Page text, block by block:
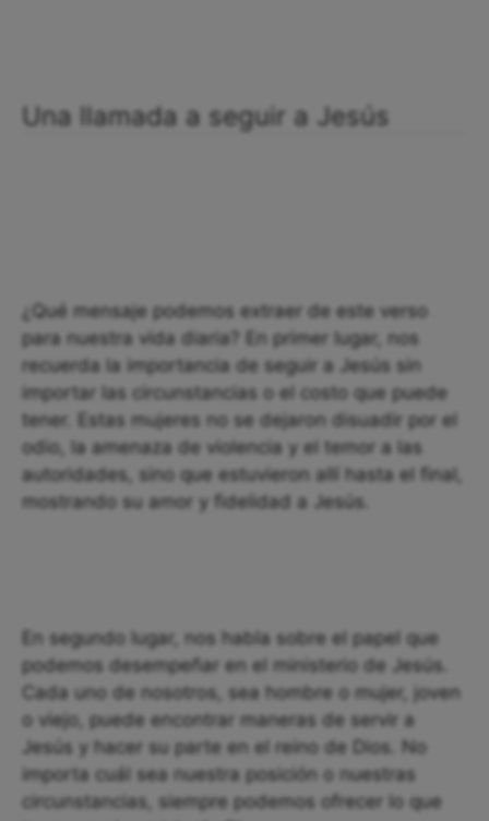
Una llamada a seguir a Jesús
¿Qué mensaje podemos extraer de este verso
para nuestra vida diaria? En primer lugar, nos
recuerda la importancia de seguir a Jesús sin
importar las circunstancias o el costo que puede
tener. Estas mujeres no se dejaron disuadir por el
odio, la amenaza de violencia y el temor a las
autoridades, sino que estuvieron allí hasta el final,
mostrando su amor y fidelidad a Jesús.
En segundo lugar, nos habla sobre el papel que
podemos desempeñar en el ministerio de Jesús.
Cada uno de nosotros, sea hombre o mujer, joven
o viejo, puede encontrar maneras de servir a
Jesús y hacer su parte en el reino de Dios. No
importa cuál sea nuestra posición o nuestras
circunstancias, siempre podemos ofrecer lo que